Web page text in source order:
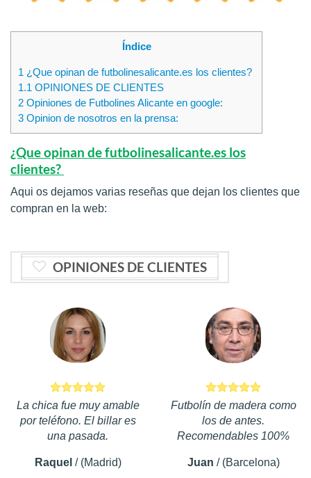
Índice
1 ¿Que opinan de futbolinesalicante.es los clientes?
1.1 OPINIONES DE CLIENTES
2 Opiniones de Futbolines Alicante en google:
3 Opinion de nosotros en la prensa:
¿Que opinan de futbolinesalicante.es los
clientes?
Aqui os dejamos varias reseñas que dejan los clientes que
compran en la web:
OPINIONES DE CLIENTES
La chica fue muy amable
por teléfono. El billar es
una pasada.
Raquel / (Madrid)
Futbolín de madera como
los de antes.
Recomendables 100%
Juan / (Barcelona)